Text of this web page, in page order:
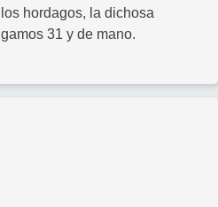
hordagos, la dichosa
31 y de mano.